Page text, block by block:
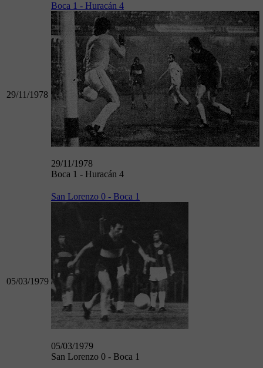
29/11/1978
Boca 1 - Huracán 4
29/11/1978
Boca 1 - Huracán 4
05/03/1979
San Lorenzo 0 - Boca 1
05/03/1979
San Lorenzo 0 - Boca 1